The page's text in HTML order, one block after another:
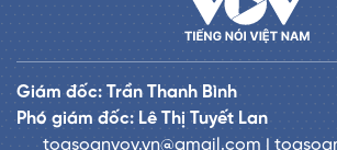
Giám đốc: Trần Thanh Bình
Phó giám đốc: Lê Thị Tuyết Lan
toasoanvov.vn@gmail.com |